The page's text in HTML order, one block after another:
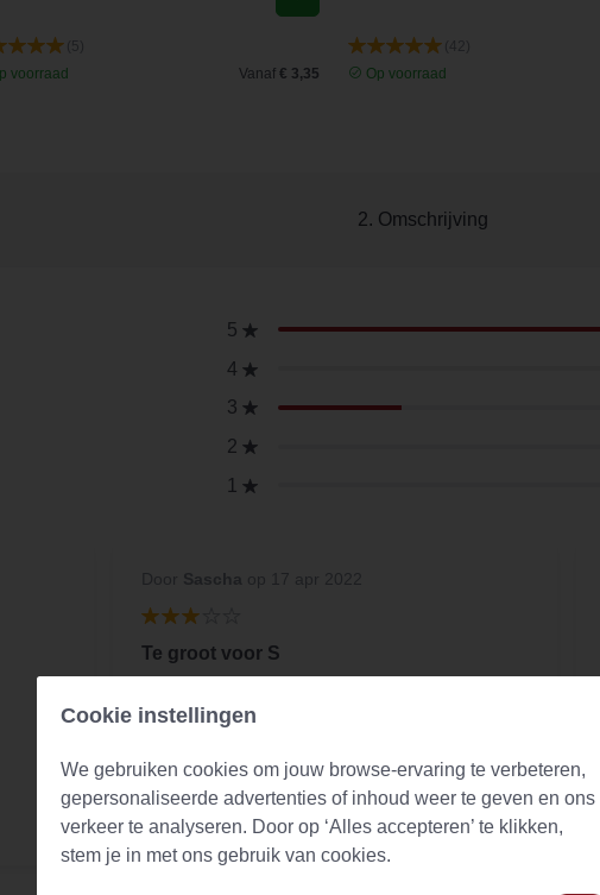
voorraad
Vanaf € 3,35
Op voorraad
2. Omschrijving
5
4
3
2
1
Te groot voor S
Cookie instellingen
We gebruiken cookies om jouw browse-ervaring te verbeteren,
gepersonaliseerde advertenties of inhoud weer te geven en ons
verkeer te analyseren. Door op ‘Alles accepteren’ te klikken,
stem je in met ons gebruik van cookies.